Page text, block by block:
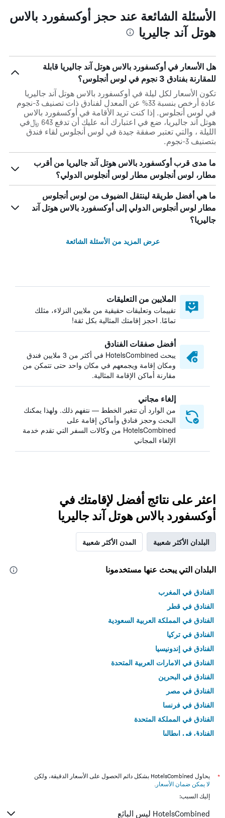
الأسئلة الشائعة عند حجز أوكسفورد بالاس
هوتل آند جاليريا
هل الأسعار في أوكسفورد بالاس هوتل آند جاليريا قابلة
للمقارنة بفنادق 3 نجوم في لوس أنجلوس؟
تكون الأسعار لكل ليلة في أوكسفورد بالاس هوتل آند جاليريا
عادة أرخص بنسبة 33% عن المعدل لفنادق ذات تصنيف 3-نجوم
في لوس أنجلوس. إذا كنت تريد الأقامة في أوكسفورد بالاس
هوتل آند جاليريا، ضع في اعتبارك أنه عليك أن تدفع 643 ﷼في
الليلة ، والتي تعتبر صفقة جيدة في لوس أنجلوس لقاء فندق
بتصنيف 3-نجوم.
ما مدى قرب أوكسفورد بالاس هوتل آند جاليريا من أقرب
مطار، لوس أنجلوس مطار لوس أنجلوس الدولي؟
ما هي أفضل طريقة لينتقل الضيوف من لوس أنجلوس
مطار لوس أنجلوس الدولي إلى أوكسفورد بالاس هوتل آند
جاليريا؟
عرض المزيد من الأسئلة الشائعة
الملايين من التعليقات
تقييمات وتعليقات حقيقية من ملايين النزلاء، مثلك
تمامًا. احجز إقامتك المثالية بكل ثقة!
أفضل صفقات الفنادق
يبحث HotelsCombined في أكثر من 3 ملايين فندق
ومكان إقامة ويجمعهم في مكان واحد حتى تتمكن من
مقارنة أماكن الإقامة المثالية.
إلغاء مجاني
من الوارد أن تتغير الخطط — نتفهم ذلك. ولهذا يمكنك
البحث وحجز فنادق وأماكن إقامة على
HotelsCombined من وكالات السفر التي تقدم خدمة
الإلغاء المجاني
اعثر على نتائج أفضل لإقامتك في
أوكسفورد بالاس هوتل آند جاليريا
البلدان الأكثر شعبية المدن الأكثر شعبية
البلدان التي يبحث عنها مستخدمونا
الفنادق في المغرب
الفنادق في قطر
الفنادق في المملكة العربية السعودية
الفنادق في تركيا
الفنادق في إندونيسيا
الفنادق في الامارات العربية المتحدة
الفنادق في البحرين
الفنادق في مصر
الفنادق في فرنسا
الفنادق في المملكة المتحدة
الفنادق في إيطاليا
*
يحاول HotelsCombined بشكل دائم الحصول على الأسعار الدقيقة، ولكن
لا يمكن ضمان الأسعار .
إليك السبب:
HotelsCombined ليس البائع